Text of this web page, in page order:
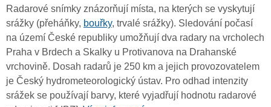
Radarové snímky znázorňují místa, na kterých se vyskytují
srážky (přeháňky, bouřky, trvalé srážky). Sledování počasí
na území České republiky umožňují dva radary na vrcholech
Praha v Brdech a Skalky u Protivanova na Drahanské
vrchovině. Dosah radarů je 250 km a jejich provozovatelem
je Český hydrometeorologický ústav. Pro odhad intenzity
srážek se používají barvy, které vyjadřují hodnotu radarové